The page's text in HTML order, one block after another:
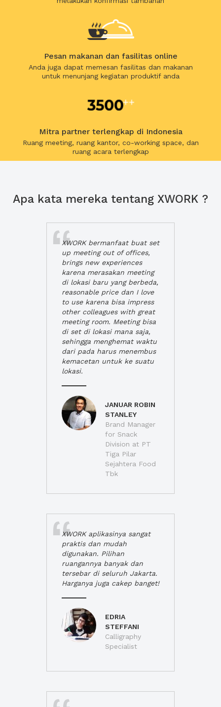
Pesan makanan dan fasilitas online
Anda juga dapat memesan fasilitas dan makanan
untuk menunjang kegiatan produktif anda
Mitra partner terlengkap di Indonesia
Ruang meeting, ruang kantor, co-working space, dan
ruang acara terlengkap
Apa kata mereka tentang XWORK ?
XWORK bermanfaat buat set
up meeting out of offices,
brings new experiences
karena merasakan meeting
di lokasi baru yang berbeda,
reasonable price dan I love
to use karena bisa impress
other colleagues with great
meeting room. Meeting bisa
di set di lokasi mana saja,
sehingga menghemat waktu
dari pada harus menembus
kemacetan untuk ke suatu
lokasi.
JANUAR ROBIN
STANLEY
Brand Manager
for Snack
Division at PT
Tiga Pilar
Sejahtera Food
Tbk
XWORK aplikasinya sangat
praktis dan mudah
digunakan. Pilihan
ruangannya banyak dan
tersebar di seluruh Jakarta.
Harganya juga cakep banget!
EDRIA
STEFFANI
Calligraphy
Specialist